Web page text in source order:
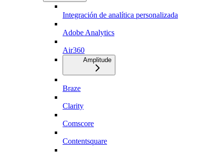
Integración de analítica personalizada
Adobe Analytics
Air360
Amplitude
Braze
Clarity
Comscore
Contentsquare